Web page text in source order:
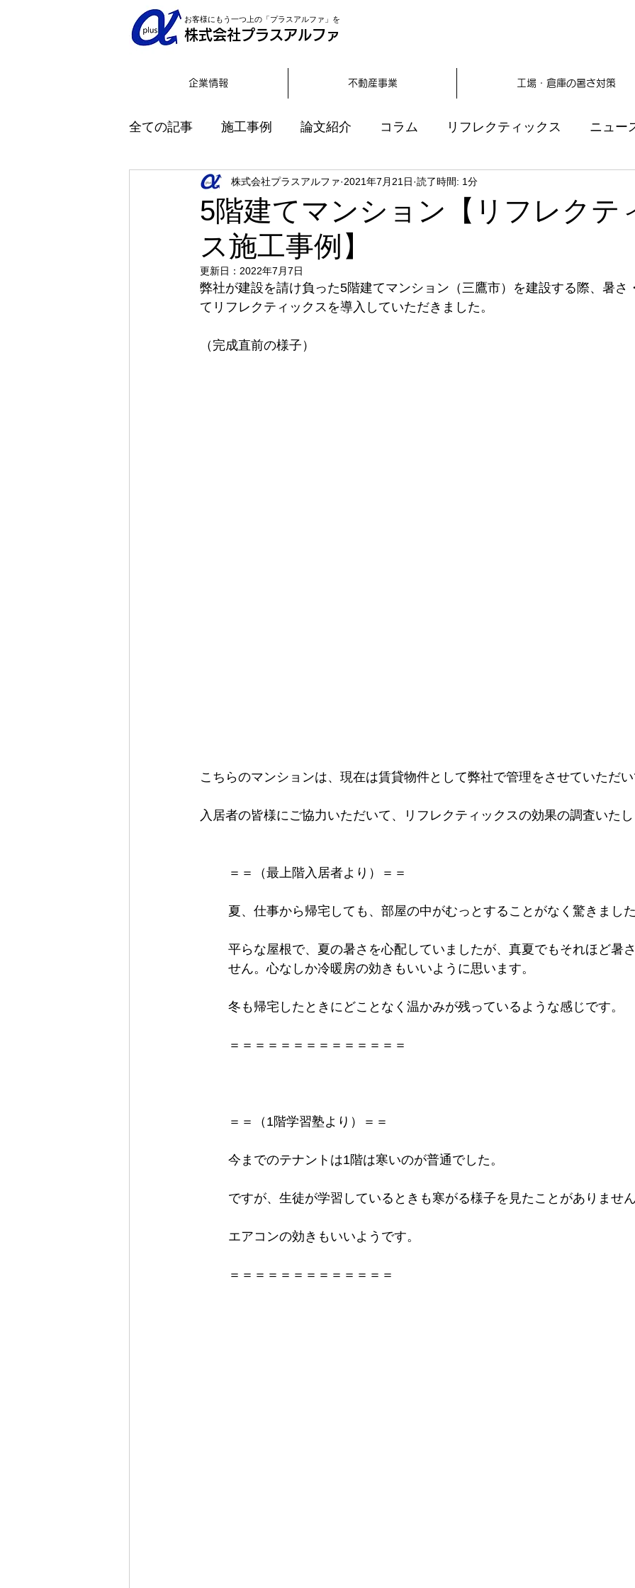
お客様にもう一つ上の「プラスアルファ」を
株式会社プラスアルファ
企業情報 不動産事業 工場・倉庫の暑さ対策
全ての記事 施工事例 論文紹介 コラム リフレクティックス ニュー
インタビュー
5階建てマンション【リフレクテ
ス施工事例】
株式会社プラスアルファ 2021年7月21日 読了時間: 1分
更新日： 2022年7月7日
弊社が建設を請け負った5階建てマンション（三鷹市）を建設する際、暑さ
てリフレクティックスを導入していただきました。
（完成直前の様子）
こちらのマンションは、現在は賃貸物件として弊社で管理をさせていただ
入居者の皆様にご協力いただいて、リフレクティックスの効果の調査いた
＝＝（最上階入居者より）＝＝
夏、仕事から帰宅しても、部屋の中がむっとすることがなく驚きまし
平らな屋根で、夏の暑さを心配していましたが、真夏でもそれほど暑
せん。心なしか冷暖房の効きもいいように思います。
冬も帰宅したときにどことなく温かみが残っているような感じです。
＝＝＝＝＝＝＝＝＝＝＝＝＝＝
＝＝（1階学習塾より）＝＝
今までのテナントは1階は寒いのが普通でした。
ですが、生徒が学習しているときも寒がる様子を見たことがありませ
エアコンの効きもいいようです。
＝＝＝＝＝＝＝＝＝＝＝＝＝